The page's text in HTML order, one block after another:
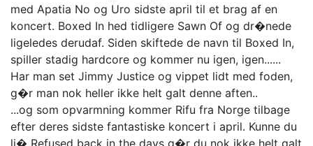
med Apatia No og Uro sidste april til et brag af en
koncert. Boxed In hed tidligere Sawn Of og dr�nede
ligeledes derudaf. Siden skiftede de navn til Boxed In,
spiller stadig hardcore og kommer nu igen, igen......
Har man set Jimmy Justice og vippet lidt med foden,
g�r man nok heller ikke helt galt denne aften..
...og som opvarmning kommer Rifu fra Norge tilbage
efter deres sidste fantastiske koncert i april. Kunne du
li� Refused back in the days g�r du nok ikke helt galt